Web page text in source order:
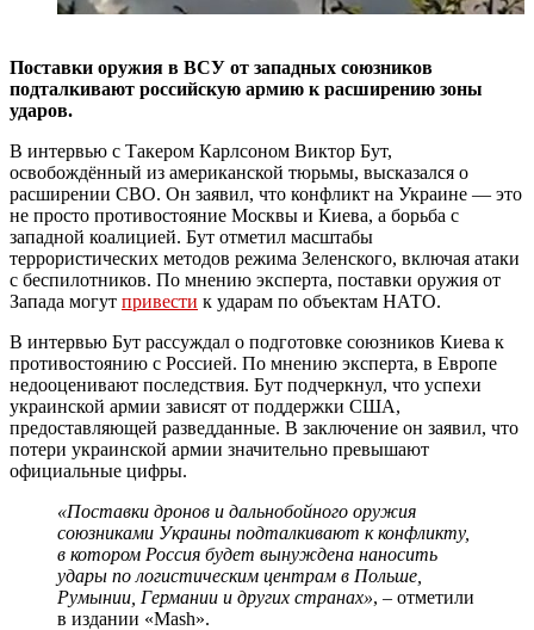
Поставки оружия в ВСУ от западных союзников
подталкивают российскую армию к расширению зоны
ударов.
В интервью с Такером Карлсоном Виктор Бут,
освобождённый из американской тюрьмы, высказался о
расширении СВО. Он заявил, что конфликт на Украине — это
не просто противостояние Москвы и Киева, а борьба с
западной коалицией. Бут отметил масштабы
террористических методов режима Зеленского, включая атаки
с беспилотников. По мнению эксперта, поставки оружия от
Запада могут привести к ударам по объектам НАТО.
В интервью Бут рассуждал о подготовке союзников Киева к
противостоянию с Россией. По мнению эксперта, в Европе
недооценивают последствия. Бут подчеркнул, что успехи
украинской армии зависят от поддержки США,
предоставляющей разведданные. В заключение он заявил, что
потери украинской армии значительно превышают
официальные цифры.
«Поставки дронов и дальнобойного оружия
союзниками Украины подталкивают к конфликту,
в котором Россия будет вынуждена наносить
удары по логистическим центрам в Польше,
Румынии, Германии и других странах», – отметили
в издании «Mash».